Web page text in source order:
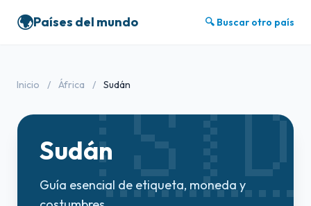
🌍Países del mundo 🔍 Buscar otro país
Inicio / África / Sudán
Sudán
Guía esencial de etiqueta, moneda y